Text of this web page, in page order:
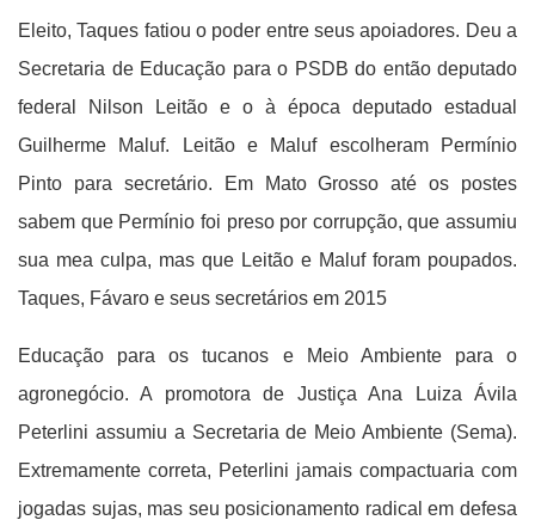
Eleito, Taques fatiou o poder entre seus apoiadores. Deu a
Secretaria de Educação para o PSDB do então deputado
federal Nilson Leitão e o à época deputado estadual
Guilherme Maluf. Leitão e Maluf escolheram Permínio
Pinto para secretário. Em Mato Grosso até os postes
sabem que Permínio foi preso por corrupção, que assumiu
sua mea culpa, mas que Leitão e Maluf foram poupados.
Taques, Fávaro e seus secretários em 2015
Educação para os tucanos e Meio Ambiente para o
agronegócio. A promotora de Justiça Ana Luiza Ávila
Peterlini assumiu a Secretaria de Meio Ambiente (Sema).
Extremamente correta, Peterlini jamais compactuaria com
jogadas sujas, mas seu posicionamento radical em defesa